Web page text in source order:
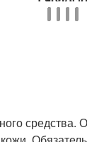
средства.